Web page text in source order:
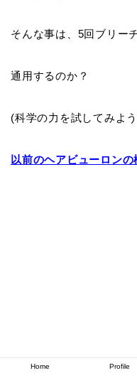
そんな事は、5回ブリー
通用するのか？
(科学の力を試してみよ
以前のヘアビューロン
Home Profile